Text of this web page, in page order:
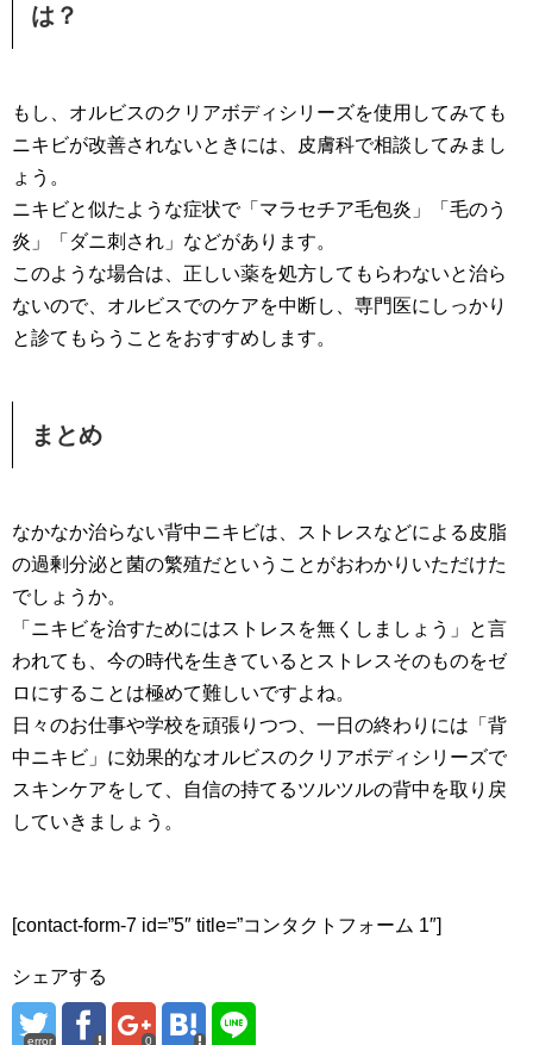
は？
もし、オルビスのクリアボディシリーズを使用してみても
ニキビが改善されないときには、皮膚科で相談してみまし
ょう。
ニキビと似たような症状で「マラセチア毛包炎」「毛のう
炎」「ダニ刺され」などがあります。
このような場合は、正しい薬を処方してもらわないと治ら
ないので、オルビスでのケアを中断し、専門医にしっかり
と診てもらうことをおすすめします。
まとめ
なかなか治らない背中ニキビは、ストレスなどによる皮脂
の過剰分泌と菌の繁殖だということがおわかりいただけた
でしょうか。
「ニキビを治すためにはストレスを無くしましょう」と言
われても、今の時代を生きているとストレスそのものをゼ
ロにすることは極めて難しいですよね。
日々のお仕事や学校を頑張りつつ、一日の終わりには「背
中ニキビ」に効果的なオルビスのクリアボディシリーズで
スキンケアをして、自信の持てるツルツルの背中を取り戻
していきましょう。
[contact-form-7 id=”5″ title=”コンタクトフォーム 1″]
シェアする
error 0